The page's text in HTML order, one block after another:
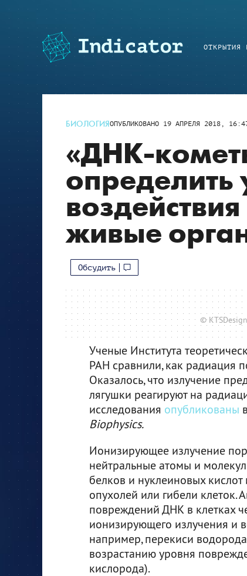
ОТКРЫТИЯ
БИОЛОГИЯОПУБЛИКОВАНО 19 АПРЕЛЯ 2018,
«ДНК-
определить
живые
Обсудить
©
Ученые Института
РАН сравнили, как радиация
Оказалось, что излучение
лягушки реагируют на
исследования опубликованы
Biophysics.
Ионизирующее излучение
нейтральные атомы и
белков и нуклеиновых
опухолей или гибели клеток.
повреждений ДНК в клетках
ионизирующего излучения и
например, перекиси
возрастанию уровня
кислорода).